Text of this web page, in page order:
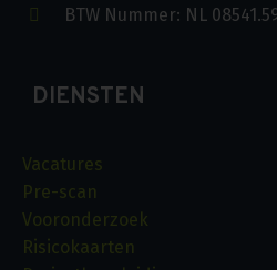
BTW Nummer: NL
DIENSTEN
Vacatures
Pre-scan
Vooronderzoek
Risicokaarten